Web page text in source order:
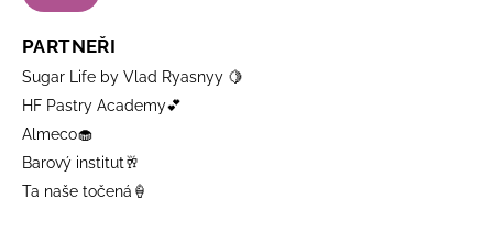
PARTNEŘI
Sugar Life by Vlad Ryasnyy 🍋
HF Pastry Academy💕
Almeco🧁
Barový institut🥂
Ta naše točená🍦